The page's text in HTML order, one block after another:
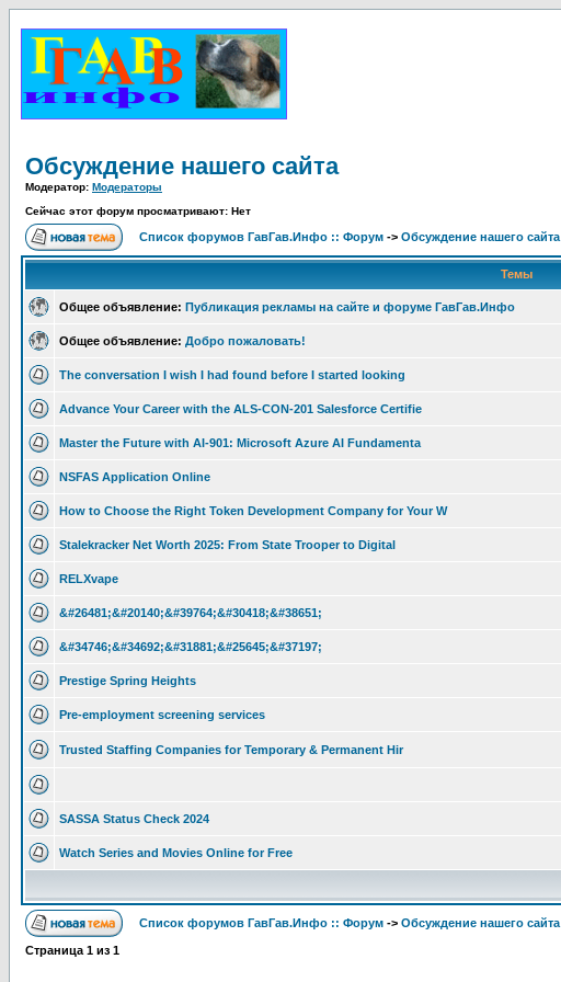
Обсуждение нашего сайта
Модератор: Модераторы
Сейчас этот форум просматривают: Нет
Список форумов ГавГав.Инфо :: Форум -> Обсуждение нашего сайта
Темы
Общее объявление: Публикация рекламы на сайте и форуме ГавГав.Инфо
Общее объявление: Добро пожаловать!
The conversation I wish I had found before I started looking
Advance Your Career with the ALS-CON-201 Salesforce Certifie
Master the Future with AI-901: Microsoft Azure AI Fundamenta
NSFAS Application Online
How to Choose the Right Token Development Company for Your W
Stalekracker Net Worth 2025: From State Trooper to Digital
RELXvape
&#26481;&#20140;&#39764;&#30418;&#38651;
&#34746;&#34692;&#31881;&#25645;&#37197;
Prestige Spring Heights
Pre-employment screening services
Trusted Staffing Companies for Temporary & Permanent Hir
SASSA Status Check 2024
Watch Series and Movies Online for Free
Список форумов ГавГав.Инфо :: Форум -> Обсуждение нашего сайта
Страница 1 из 1